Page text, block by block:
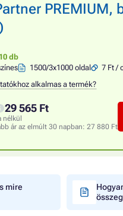
PREMIUM,
db
1500/3x1000 oldal 7 Ft /
alkalmas a termék?
29 565 Ft
ár az elmúlt 30 napban: 27 880 Ft
mire